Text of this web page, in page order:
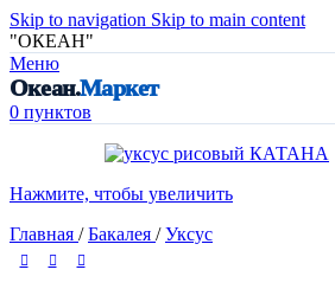
Skip to navigation Skip to main content
"ОКЕАН"
Меню
Океан.Маркет
0 пунктов
Нажмите, чтобы увеличить
Главная / Бакалея / Уксус